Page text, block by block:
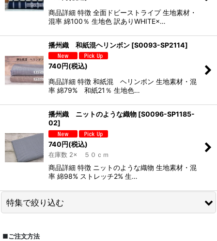
絞り込む
商品詳細 特徴 全面ドビーストライプ 生地素材・
混率 綿100％ 生地色 訳ありWHITE×…
播州織 和紙混ヘリンボン [S0093-SP2114]
740円(税込)
商品詳細 特徴 和紙混 ヘリンボン 生地素材・混
率 綿79% 和紙21％ 生地色…
播州織 ニットのような織物 [S0096-SP1185-
02]
740円(税込)
在庫数 2× ５０ｃｍ
商品詳細 特徴 ニットのような織物 生地素材・混
率 綿98% ストレッチ2% 生…
特集で絞り込む
■ご注文方法